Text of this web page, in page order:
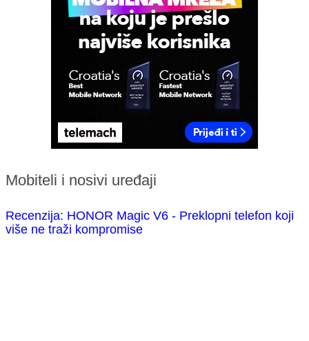
Mobiteli i nosivi uređaji
Recenzija: HONOR Magic V6 - Preklopni telefon koji
više ne traži kompromise